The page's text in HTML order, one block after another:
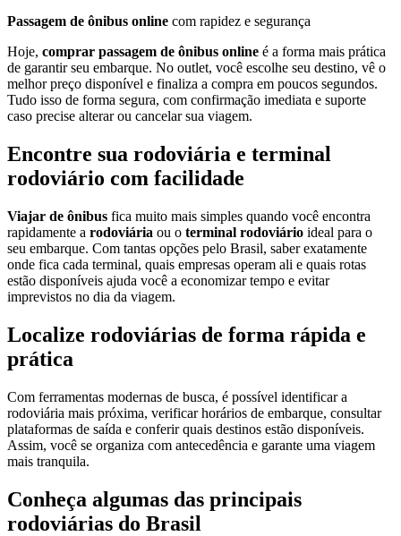
Passagem de ônibus online com rapidez e segurança
Hoje, comprar passagem de ônibus online é a forma mais prática
de garantir seu embarque. No outlet, você escolhe seu destino, vê o
melhor preço disponível e finaliza a compra em poucos segundos.
Tudo isso de forma segura, com confirmação imediata e suporte
caso precise alterar ou cancelar sua viagem.
Encontre sua rodoviária e terminal
rodoviário com facilidade
Viajar de ônibus fica muito mais simples quando você encontra
rapidamente a rodoviária ou o terminal rodoviário ideal para o
seu embarque. Com tantas opções pelo Brasil, saber exatamente
onde fica cada terminal, quais empresas operam ali e quais rotas
estão disponíveis ajuda você a economizar tempo e evitar
imprevistos no dia da viagem.
Localize rodoviárias de forma rápida e
prática
Com ferramentas modernas de busca, é possível identificar a
rodoviária mais próxima, verificar horários de embarque, consultar
plataformas de saída e conferir quais destinos estão disponíveis.
Assim, você se organiza com antecedência e garante uma viagem
mais tranquila.
Conheça algumas das principais
rodoviárias do Brasil